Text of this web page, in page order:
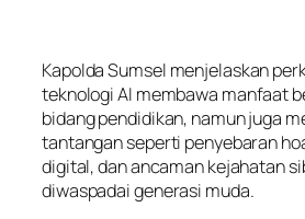
Kapolda Sumsel menjelaskan
teknologi AI membawa manfaat
bidang pendidikan, namun juga
tantangan seperti penyebaran
digital, dan ancaman kejahatan
diwaspadai generasi muda.